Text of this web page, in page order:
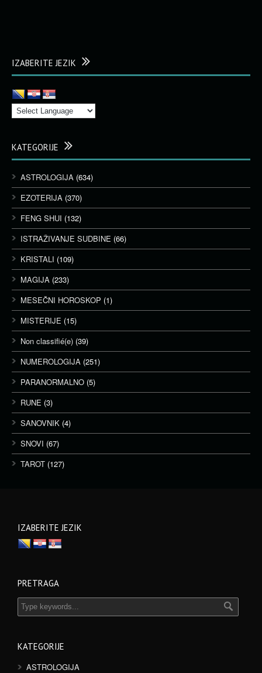
IZABERITE JEZIK
KATEGORIJE
ASTROLOGIJA (634)
EZOTERIJA (370)
FENG SHUI (132)
ISTRAŽIVANJE SUDBINE (66)
KRISTALI (109)
MAGIJA (233)
MESEČNI HOROSKOP (1)
MISTERIJE (15)
Non classifié(e) (39)
NUMEROLOGIJA (251)
PARANORMALNO (5)
RUNE (3)
SANOVNIK (4)
SNOVI (67)
TAROT (127)
IZABERITE JEZIK
PRETRAGA
KATEGORIJE
ASTROLOGIJA